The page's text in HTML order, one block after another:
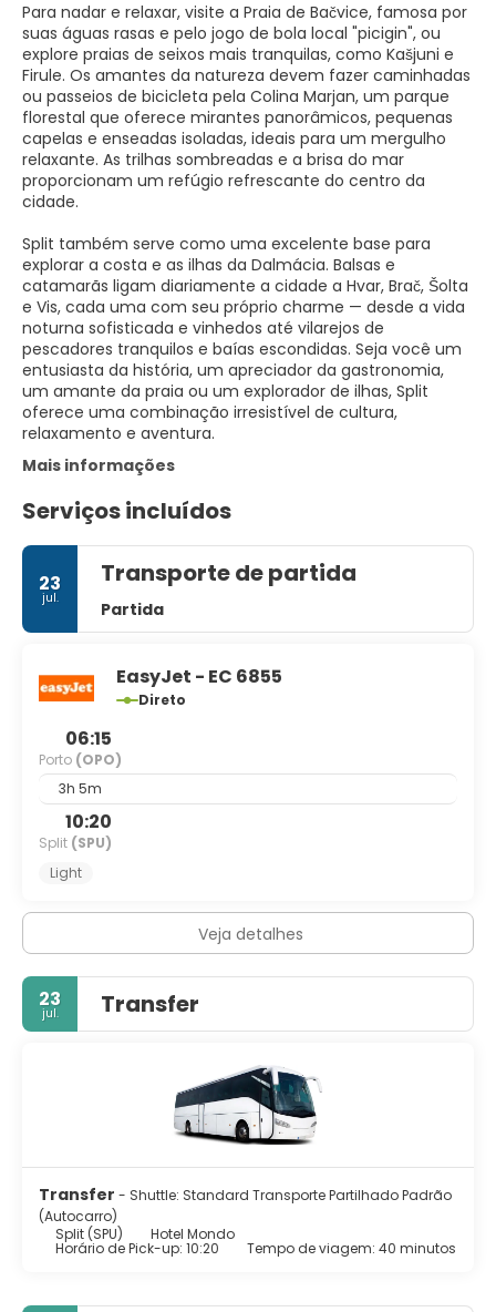
Para nadar e relaxar, visite a Praia de Bačvice, famosa por
suas águas rasas e pelo jogo de bola local "picigin", ou
explore praias de seixos mais tranquilas, como Kašjuni e
Firule. Os amantes da natureza devem fazer caminhadas
ou passeios de bicicleta pela Colina Marjan, um parque
florestal que oferece mirantes panorâmicos, pequenas
capelas e enseadas isoladas, ideais para um mergulho
relaxante. As trilhas sombreadas e a brisa do mar
proporcionam um refúgio refrescante do centro da
cidade.
Split também serve como uma excelente base para
explorar a costa e as ilhas da Dalmácia. Balsas e
catamarãs ligam diariamente a cidade a Hvar, Brač, Šolta
e Vis, cada uma com seu próprio charme — desde a vida
noturna sofisticada e vinhedos até vilarejos de
pescadores tranquilos e baías escondidas. Seja você um
entusiasta da história, um apreciador da gastronomia,
um amante da praia ou um explorador de ilhas, Split
oferece uma combinação irresistível de cultura,
relaxamento e aventura.
Mais informações
Serviços incluídos
23
jul.
Transporte de partida
Partida
EasyJet - EC 6855
Direto
06:15
Porto (OPO)
3h 5m
10:20
Split (SPU)
Light
Veja detalhes
23
jul. Transfer
Transfer - Shuttle: Standard Transporte Partilhado Padrão
(Autocarro)
Split (SPU)
Hotel Mondo
Horário de Pick-up: 10:20 Tempo de viagem: 40 minutos